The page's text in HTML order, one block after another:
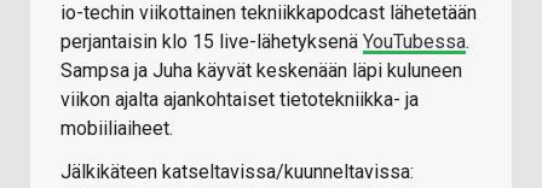
io-techin viikottainen tekniikkapodcast lähetetään
perjantaisin klo 15 live-lähetyksenä YouTubessa.
Sampsa ja Juha käyvät keskenään läpi kuluneen
viikon ajalta ajankohtaiset tietotekniikka- ja
mobiiliaiheet.
Jälkikäteen katseltavissa/kuunneltavissa: